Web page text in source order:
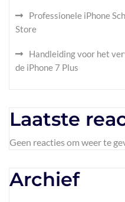
Professionele iPhone
Store
Handleiding voor het
de iPhone 7 Plus
Laatste
Geen reacties om weer te
Archief